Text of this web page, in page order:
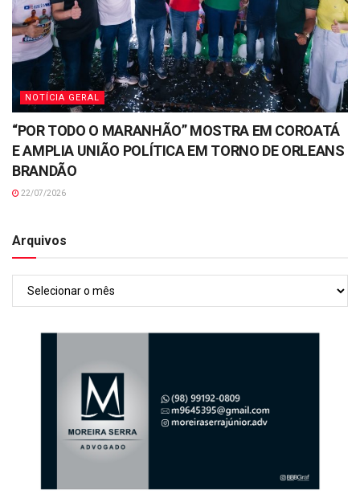
NOTÍCIA GERAL
“POR TODO O MARANHÃO” MOSTRA EM COROATÁ
E AMPLIA UNIÃO POLÍTICA EM TORNO DE ORLEANS
BRANDÃO
22/07/2026
Arquivos
Arquivos